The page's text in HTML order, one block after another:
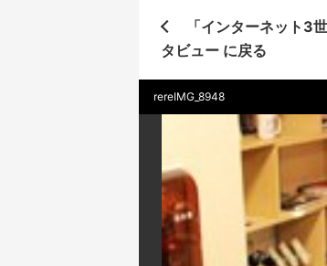
「インターネット
タビュー に戻る
rereIMG_8948